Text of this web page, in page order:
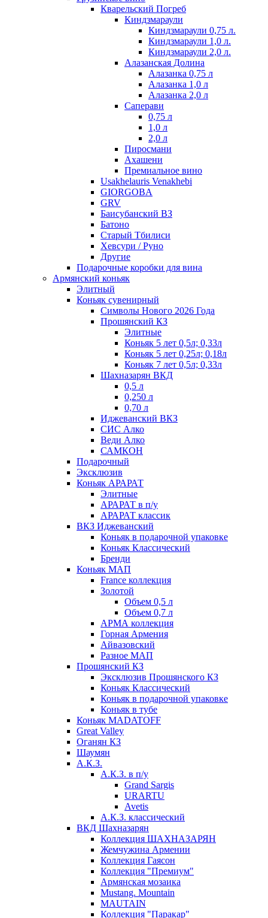
Кварельский Погреб
Киндзмараули
Киндзмараули 0,75 л.
Киндзмараули 1,0 л.
Киндзмараули 2,0 л.
Алазанская Долина
Алазанка 0,75 л
Алазанка 1,0 л
Алазанка 2,0 л
Саперави
0,75 л
1,0 л
2,0 л
Пиросмани
Ахашени
Премиальное вино
Usakhelauris Venakhebi
GIORGOBA
GRV
Баисубанский ВЗ
Батоно
Старый Тбилиси
Хевсури / Руно
Другие
Подарочные коробки для вина
Армянский коньяк
Элитный
Коньяк сувенирный
Символы Нового 2026 Года
Прошянский КЗ
Элитные
Коньяк 5 лет 0,5л; 0,33л
Коньяк 5 лет 0,25л; 0,18л
Коньяк 7 лет 0,5л; 0,33л
Шахназарян ВКД
0,5 л
0,250 л
0,70 л
Иджеванский ВКЗ
СИС Алко
Веди Алко
САМКОН
Подарочный
Эксклюзив
Коньяк АРАРАТ
Элитные
АРАРАТ в п/у
АРАРАТ классик
ВКЗ Иджеванский
Коньяк в подарочной упаковке
Коньяк Классический
Бренди
Коньяк МАП
France коллекция
Золотой
Объем 0,5 л
Объем 0,7 л
АРМА коллекция
Горная Армения
Айвазовский
Разное МАП
Прошянский КЗ
Эксклюзив Прошянского КЗ
Коньяк Классический
Коньяк в подарочной упаковке
Коньяк в тубе
Коньяк MADATOFF
Great Valley
Оганян КЗ
Шаумян
А.К.З.
А.К.З. в п/у
Grand Sargis
URARTU
Avetis
А.К.З. классический
ВКД Шахназарян
Коллекция ШАХНАЗАРЯН
Жемчужина Армении
Коллекция Гаясон
Коллекция "Премиум"
Армянская мозаика
Mustang. Mountain
MAUTAIN
Коллекция "Паракар"